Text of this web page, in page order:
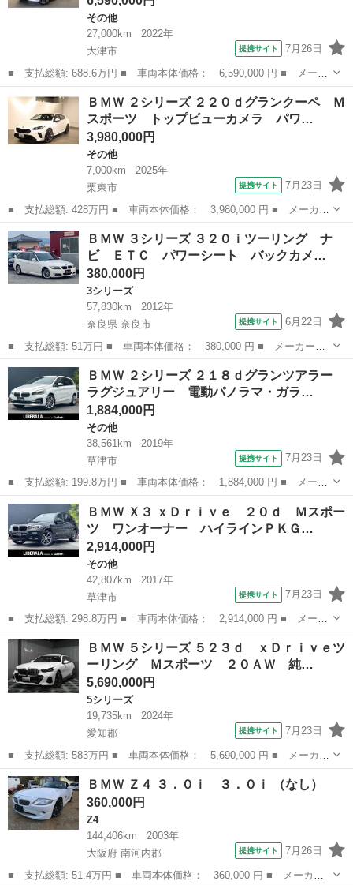
その他
27,000km
2022年
大津市
提携サイト 7月26日
■ 支払総額: 688.6万円 ■ 車両本体価格： 6,590,000 円 ■ メーカ
ー名： ＢＭＷ ■ 車種名： Ｘ６ ■ グレード名： ｘＤｒｉｖ
ｅ ３５ｄ Ｍスポーツハイラインパッケージ ■ 排気量： 3000cc
滋賀 大津市
ＢＭＷ ２シリーズ ２２０ｄグランクーペ Ｍ
スポーツ トップビューカメラ パワ…
3,980,000円
その他
7,000km
2025年
栗東市
提携サイト 7月23日
■ 支払総額: 428万円 ■ 車両本体価格： 3,980,000 円 ■ メーカー
名： ＢＭＷ ■ 車種名： ２シリーズ ■ グレード名： ２２０ｄ
グランクーペ Ｍスポーツ トップビューカメラ パワーシート Ｂ
ｌｕｅｔｏ...
滋賀 栗東市
ＢＭＷ ３シリーズ ３２０ｉツーリング ナ
ビ ＥＴＣ パワーシート バックカメ…
380,000円
3シリーズ
57,830km
2012年
奈良県 奈良市
提携サイト 6月22日
■ 支払総額: 51万円 ■ 車両本体価格： 380,000 円 ■ メーカー
名： ＢＭＷ ■ 車種名： ３シリーズ ■ グレード名： ３２０ｉ
ツーリング ナビ ＥＴＣ パワーシート バックカメラ 運転席助
手席サイドエアバ...
奈良 奈良市
ＢＭＷ ２シリーズ ２１８ｄグランツアラー
ラグジュアリー 電動パノラマ・ガラ…
1,884,000円
その他
38,561km
2019年
草津市
提携サイト 7月23日
■ 支払総額: 199.8万円 ■ 車両本体価格： 1,884,000 円 ■ メーカ
ー名： ＢＭＷ ■ 車種名： ２シリーズ ■ グレード名： ２１８
ｄグランツアラー ラグジュアリー 電動パノラマ・ガラス・サンル
ーフミネ...
滋賀 草津市
ＢＭＷ Ｘ３ ｘＤｒｉｖｅ ２０ｄ Ｍスポー
ツ ワンオーナー ハイラインＰＫＧ…
2,914,000円
その他
42,807km
2017年
草津市
提携サイト 7月23日
■ 支払総額: 298.8万円 ■ 車両本体価格： 2,914,000 円 ■ メーカ
ー名： ＢＭＷ ■ 車種名： Ｘ３ ■ グレード名： ｘＤｒｉｖ
ｅ ２０ｄ Ｍスポーツ ワンオーナー ハイラインＰＫＧ セレク
トＰＫＧ ...
滋賀 草津市
ＢＭＷ ５シリーズ ５２３ｄ ｘＤｒｉｖｅツ
ーリング Ｍスポーツ ２０ＡＷ 純…
5,690,000円
5シリーズ
19,735km
2024年
愛知郡
提携サイト 7月23日
■ 支払総額: 583万円 ■ 車両本体価格： 5,690,000 円 ■ メーカー
名： ＢＭＷ ■ 車種名： ５シリーズ ■ グレード名： ５２３
ｄ ｘＤｒｉｖｅツーリング Ｍスポーツ ２０ＡＷ 純正ナビ Ｔ
Ｖ 全方向カ...
滋賀 愛知郡
ＢＭＷ Ｚ４ ３．０ｉ ３．０ｉ （なし）
360,000円
Z4
144,406km
2003年
大阪府 南河内郡
提携サイト 7月26日
■ 支払総額: 51.4万円 ■ 車両本体価格： 360,000 円 ■ メーカー